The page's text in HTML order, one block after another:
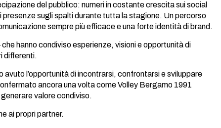
del pubblico: numeri in costante crescita sui social
sugli spalti durante tutta la stagione. Un percorso
sempre più efficace e una forte identità di brand.
hanno condiviso esperienze, visioni e opportunità di
differenti.
l’opportunità di incontrarsi, confrontarsi e sviluppare
ancora una volta come Volley Bergamo 1991
valore condiviso.
ai propri partner.